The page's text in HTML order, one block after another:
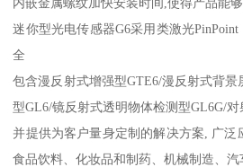
迷你型光电传感器G6采用类激光
全
包含漫反射式增强型GTE6/漫反射式背
型GL6/镜反射式透明物体检测型GL6G/
并提供为客户量身定制的解决方案, 广泛
食品饮料、化妆品和制药、机械制造、汽